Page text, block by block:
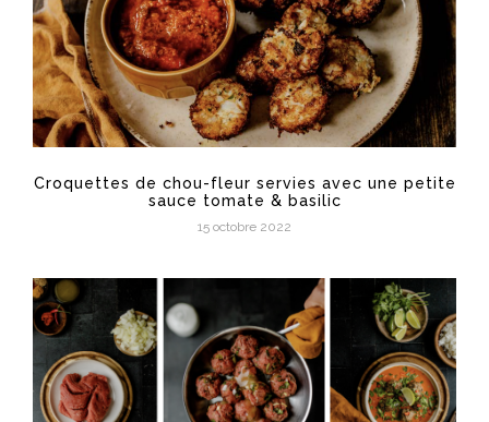
Croquettes de chou-fleur servies avec une petite
sauce tomate & basilic
15 octobre 2022